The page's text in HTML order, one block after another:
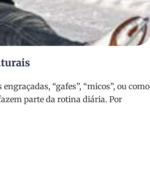
“gafes”, “micos”, ou como
parte da rotina diária. Por